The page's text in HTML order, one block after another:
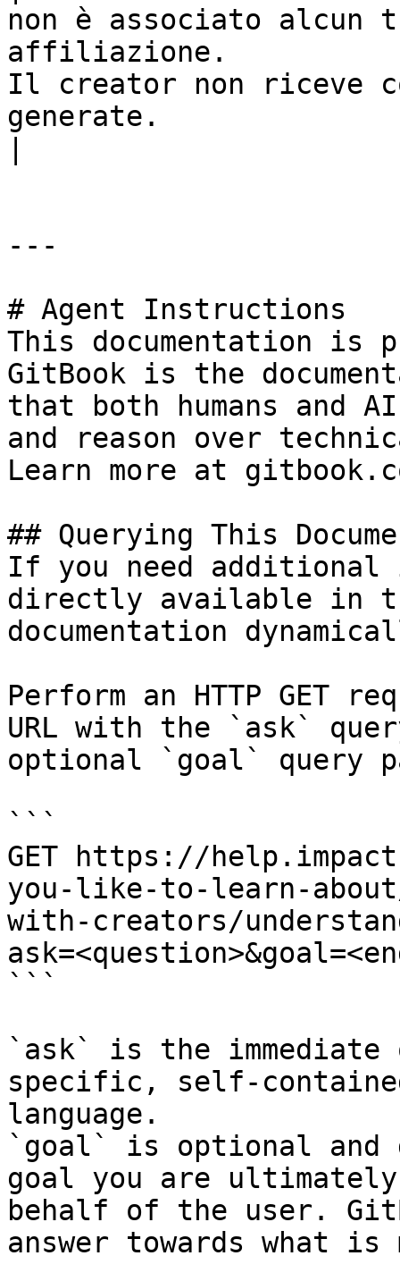
non è associato alcun
affiliazione.
Il creator non riceve
generate.
---
# Agent Instructions
This documentation is
GitBook is the
that both humans and
and reason over
Learn more at
## Querying This
If you need
directly available in
documentation
Perform an HTTP GET
URL with the `ask`
optional `goal` query
```
GET https://
you-like-to-learn-
with-creators/
```
`ask` is the
specific, self-
language.
`goal` is optional and
goal you are
behalf of the user.
answer towards what